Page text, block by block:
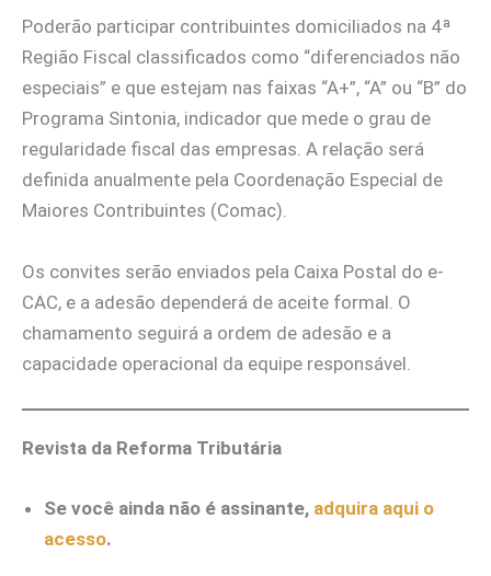
Poderão participar contribuintes domiciliados na 4ª
Região Fiscal classificados como “diferenciados não
especiais” e que estejam nas faixas “A+”, “A” ou “B” do
Programa Sintonia, indicador que mede o grau de
regularidade fiscal das empresas. A relação será
definida anualmente pela Coordenação Especial de
Maiores Contribuintes (Comac).
Os convites serão enviados pela Caixa Postal do e-
CAC, e a adesão dependerá de aceite formal. O
chamamento seguirá a ordem de adesão e a
capacidade operacional da equipe responsável.
Revista da Reforma Tributária
Se você ainda não é assinante, adquira aqui o
acesso.